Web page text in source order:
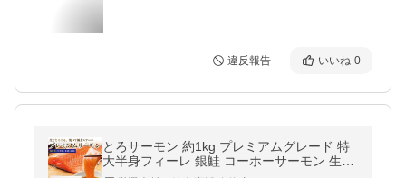
違反報告 いいね 0
とろサーモン 約1kg プレミアムグレード 特
大半身フィーレ 銀鮭 コーホーサーモン 生食